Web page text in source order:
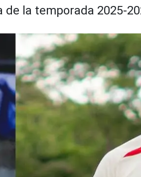
la temporada 2025-